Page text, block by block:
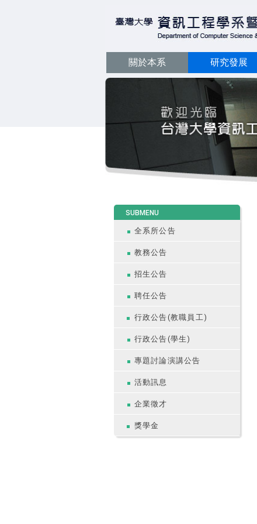
關於本系 研究發展
SUBMENU
全系所公告
教務公告
招生公告
聘任公告
行政公告(教職員工)
行政公告(學生)
專題討論演講公告
活動訊息
企業徵才
獎學金